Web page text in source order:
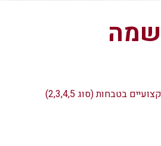
בטבחות (סוג 2,3,4,5)